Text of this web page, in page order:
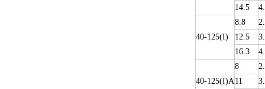
14.5
40-125(I)
8.8
12.5
16.3
40-125(I)A
8
11